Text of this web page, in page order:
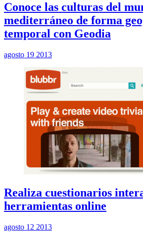
Conoce las culturas del
mediterráneo de forma
temporal con Geodia
agosto 19 2013
Realiza cuestionarios
herramientas online
agosto 12 2013